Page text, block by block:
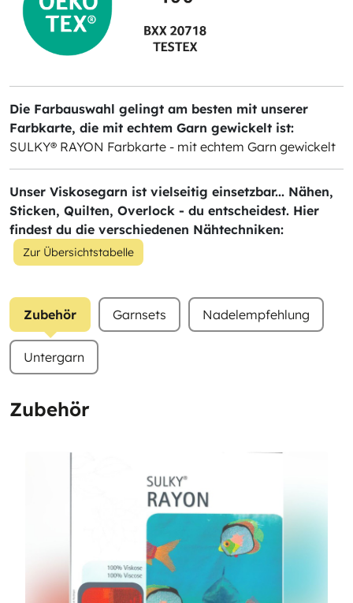
Die Farbauswahl gelingt am besten mit unserer
Farbkarte, die mit echtem Garn gewickelt ist:
SULKY® RAYON Farbkarte - mit echtem Garn gewickelt
Unser Viskosegarn ist vielseitig einsetzbar... Nähen,
Sticken, Quilten, Overlock - du entscheidest. Hier
findest du die verschiedenen Nähtechniken:
Zur Übersichtstabelle
Zubehör Garnsets Nadelempfehlung
Untergarn
Zubehör